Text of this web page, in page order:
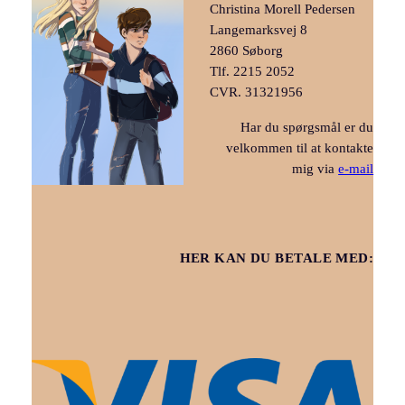
Christina Morell Pedersen
Langemarksvej 8
2860 Søborg
Tlf. 2215 2052
CVR. 31321956
Har du spørgsmål er du
velkommen til at kontakte
mig viae-mail
HER KAN DU BETALE MED: